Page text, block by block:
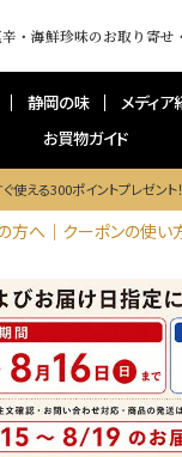
・海鮮珍味のお取り寄せ
静岡の味 メディア
お買物ガイド
使える300ポイントプレゼント！
方へ｜クーポンの使い